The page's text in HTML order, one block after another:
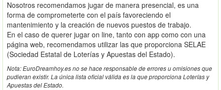
Nosotros recomendamos jugar de manera presencial, es una
forma de comprometerte con el país favoreciendo el
mantenimiento y la creación de nuevos puestos de trabajo.
En el caso de querer jugar on line, tanto con app como con una
página web, recomendamos utilizar las que proporciona SELAE
(Sociedad Estatal de Loterías y Apuestas del Estado).
Nota: EuroDreamhoy.es no se hace responsable de errores u omisiones que
pudieran existir. La única lista oficial válida es la que proporciona Loterías y
Apuestas del Estado.